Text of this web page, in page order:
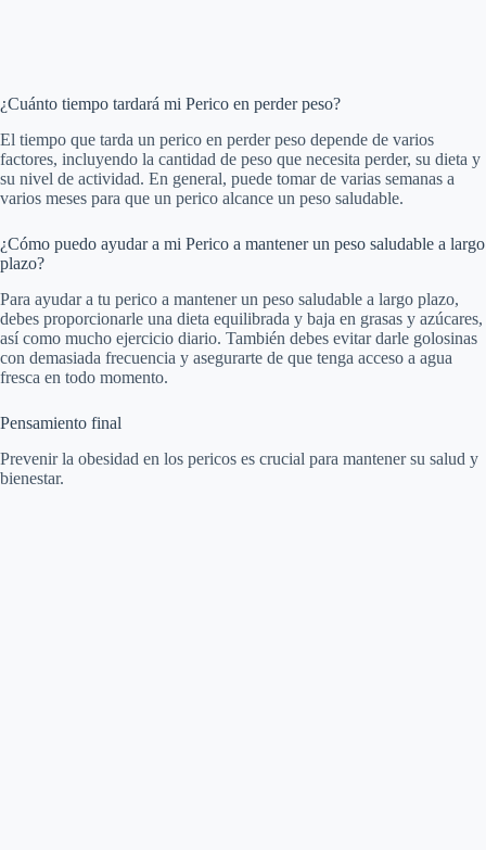
¿Cuánto tiempo tardará mi Perico en perder peso?
El tiempo que tarda un perico en perder peso depende de varios
factores, incluyendo la cantidad de peso que necesita perder, su dieta y
su nivel de actividad. En general, puede tomar de varias semanas a
varios meses para que un perico alcance un peso saludable.
¿Cómo puedo ayudar a mi Perico a mantener un peso saludable a largo
plazo?
Para ayudar a tu perico a mantener un peso saludable a largo plazo,
debes proporcionarle una dieta equilibrada y baja en grasas y azúcares,
así como mucho ejercicio diario. También debes evitar darle golosinas
con demasiada frecuencia y asegurarte de que tenga acceso a agua
fresca en todo momento.
Pensamiento final
Prevenir la obesidad en los pericos es crucial para mantener su salud y
bienestar.